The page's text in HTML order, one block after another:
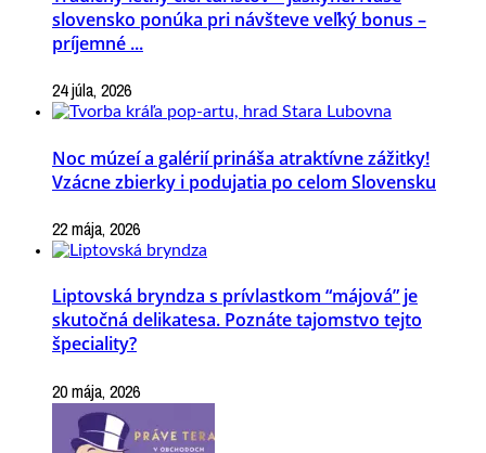
slovensko ponúka pri návšteve veľký bonus –
príjemné ...
24 júla, 2026
Noc múzeí a galérií prináša atraktívne zážitky!
Vzácne zbierky i podujatia po celom Slovensku
22 mája, 2026
Liptovská bryndza s prívlastkom “májová” je
skutočná delikatesa. Poznáte tajomstvo tejto
špeciality?
20 mája, 2026